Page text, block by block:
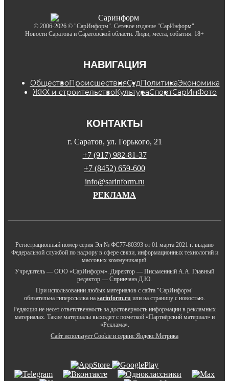
© 2006-2026 © "СарИнформ". Сетевое издание "СарИнформ".
Новости Саратова и Саратовской области. Люди, места, события. 18+
НАВИГАЦИЯ
ОбществоПроисшествияСудПолитикаЭкономика
ЖКХ и строительствоКультураСпортСарИнФото
КОНТАКТЫ
г. Саратов, ул. Горького, 21
+7 (917) 982-81-37
+7 (8452) 659-600
info@sarinform.ru
РЕКЛАМА
Регистрационный номер серия Эл № ФС77-80393 от 01 марта 2021 г. выдано
Федеральной службой по надзору в сфере связи, информационных технологий и
массовых коммуникаций.
Учредитель — ООО «СарИнформ». Директор — Письменный А.А. Главный
редактор — Спринчанэ Д.Ю.
При использовании любых материалов с сайта "СарИнформ"
обязательна гиперссылка на sarinform.ru или на страницу с новостью.
Редакция не несет ответственность за достоверность информации в рекламных
материалах. Такие материалы выходят с пометкой «Партнёрский материал» и
«Реклама».
Сайт использует Cookie и сервиc Яндекс.Метрика